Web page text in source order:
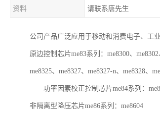
资料 请联系唐先生
公司产品广泛应用于移动和消费电子、工
原边控制芯片me83系列：me8300、me8302
me8325、me8327、me8327-n、me8328、
功率因素校正控制芯片me84系列：
非隔离型降压芯片me86系列：me8604